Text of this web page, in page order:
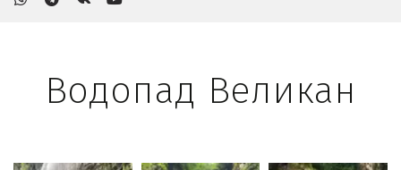
Водопад Великан